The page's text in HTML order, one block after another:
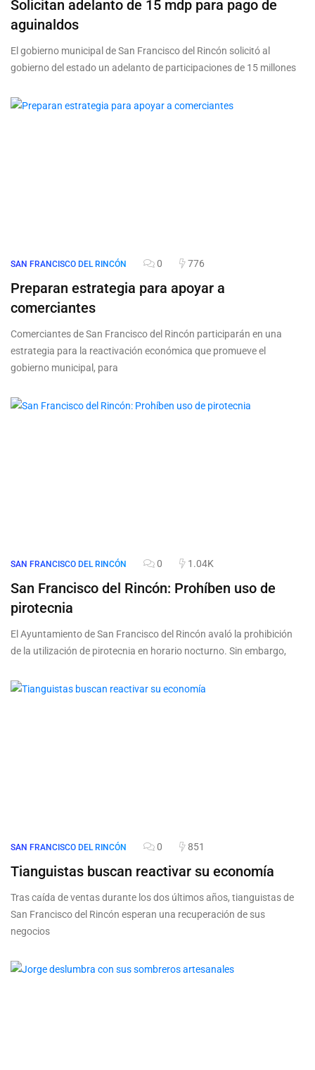
Solicitan adelanto de 15 mdp para pago de
aguinaldos
El gobierno municipal de San Francisco del Rincón solicitó al
gobierno del estado un adelanto de participaciones de 15 millones
SAN FRANCISCO DEL RINCÓN 0 776
Preparan estrategia para apoyar a
comerciantes
Comerciantes de San Francisco del Rincón participarán en una
estrategia para la reactivación económica que promueve el
gobierno municipal, para
SAN FRANCISCO DEL RINCÓN 0 1.04K
San Francisco del Rincón: Prohíben uso de
pirotecnia
El Ayuntamiento de San Francisco del Rincón avaló la prohibición
de la utilización de pirotecnia en horario nocturno. Sin embargo,
SAN FRANCISCO DEL RINCÓN 0 851
Tianguistas buscan reactivar su economía
Tras caída de ventas durante los dos últimos años, tianguistas de
San Francisco del Rincón esperan una recuperación de sus
negocios